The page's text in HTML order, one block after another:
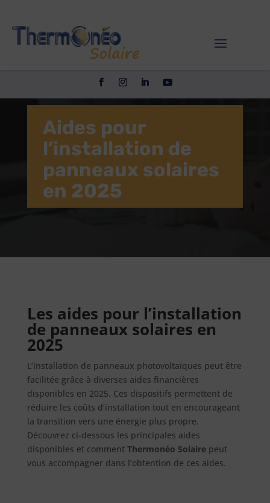
Aides pour
l’installation de
panneaux solaires
en 2025
Les aides pour l’installation
de panneaux solaires en
2025
L’installation de panneaux photovoltaïques peut être
facilitée grâce à diverses aides financières
disponibles en 2025. Ces dispositifs permettent de
réduire les coûts d’installation tout en encourageant
la transition vers une énergie plus propre.
Découvrez ci-dessous les principales aides
disponibles et comment Thermonéo Solairepeut
vous accompagner dans l’obtention de ces aides.